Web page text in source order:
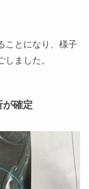
ことになり、様子
ました。
確定